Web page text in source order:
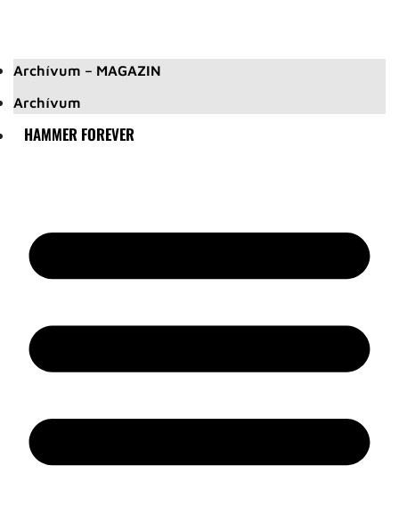
Archívum – MAGAZIN
Archívum
HAMMER FOREVER